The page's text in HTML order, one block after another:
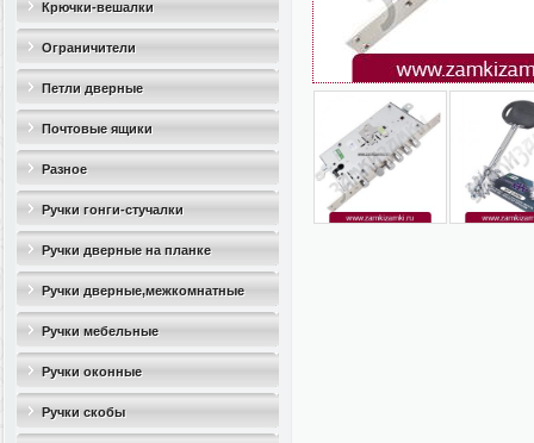
Крючки-вешалки
Ограничители
дверные(стопоры)
Петли дверные
Почтовые ящики
Разное
Ручки гонги-стучалки
Ручки дверные на планке
Ручки дверные,межкомнатные
Ручки мебельные
Ручки оконные
Ручки скобы